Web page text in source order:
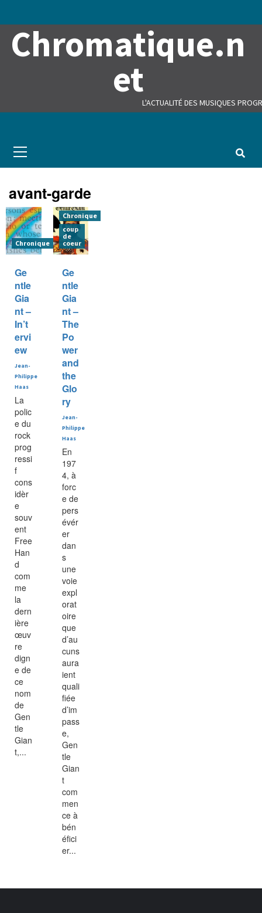
Chromatique.n
et
L'ACTUALITÉ DES MUSIQUES
Menu
avant-garde
Chronique
Ge
ntle
Gia
nt –
In’t
ervi
ew
Jean-
Philippe
Haas
La
polic
e du
rock
prog
ressi
f
cons
idèr
e
souv
ent
Free
Han
d
com
me
la
dern
ière
œuv
re
dign
e de
ce
nom
de
Gen
tle
Gian
t,...
Chronique
coup
de
coeur
Ge
ntle
Gia
nt –
The
Po
wer
and
the
Glo
ry
Jean-
Philippe
Haas
En
197
4, à
forc
e de
pers
évér
er
dan
s
une
voie
expl
orat
oire
que
d’au
cuns
aura
ient
quali
fiée
d’im
pass
e,
Gen
tle
Gian
t
com
men
ce à
bén
éfici
er...